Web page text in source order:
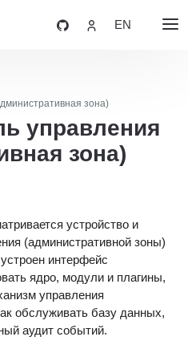
EN
зона)
управления
зона)
устройство и
(административной зоны)
интерфейс
ядро, модули и плагины,
управления
обслуживать базу данных,
аудит событий.